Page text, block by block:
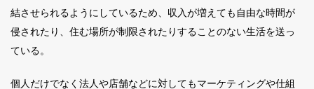
結させられるようにしているため、収入が増えても自由な時間が
侵されたり、住む場所が制限されたりすることのない生活を送っ
ている。
個人だけでなく法人や店舗などに対してもマーケティングや仕組